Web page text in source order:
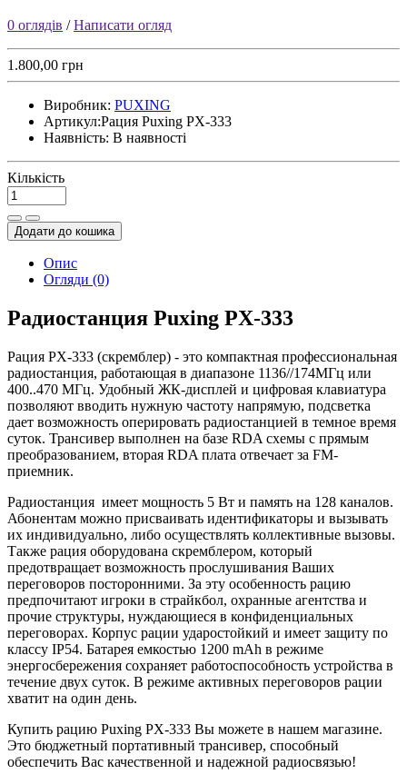
0 оглядів /Написати огляд
1.800,00 грн
Виробник: PUXING
Артикул:Рация Puxing PX-333
Наявність: В наявності
Кількість
Додати до кошика
Опис
Огляди (0)
Радиостанция Puxing PX-333
Рация PX-333 (скремблер) - это компактная профессиональная
радиостанция, работающая в диапазоне 1136//174МГц или
400..470 МГц. Удобный ЖК-дисплей и цифровая клавиатура
позволяют вводить нужную частоту напрямую, подсветка
дает возможность оперировать радиостанцией в темное время
суток. Трансивер выполнен на базе RDA схемы с прямым
преобразованием, вторая RDA плата отвечает за FM-
приемник.
Радиостанция имеет мощность 5 Вт и память на 128 каналов.
Абонентам можно присваивать идентификаторы и вызывать
их индивидуально, либо осуществлять коллективные вызовы.
Также рация оборудована скремблером, который
предотвращает возможность прослушивания Ваших
переговоров посторонними. За эту особенность рацию
предпочитают игроки в страйкбол, охранные агентства и
прочие структуры, нуждающиеся в конфиденциальных
переговорах. Корпус рации ударостойкий и имеет защиту по
классу IP54. Батарея емкостью 1200 mAh в режиме
энергосбережения сохраняет работоспособность устройства в
течение двух суток. В режиме активных переговоров рации
хватит на один день.
Купить рацию Puxing PX-333 Вы можете в нашем магазине.
Это бюджетный портативный трансивер, способный
обеспечить Вас качественной и надежной радиосвязью!